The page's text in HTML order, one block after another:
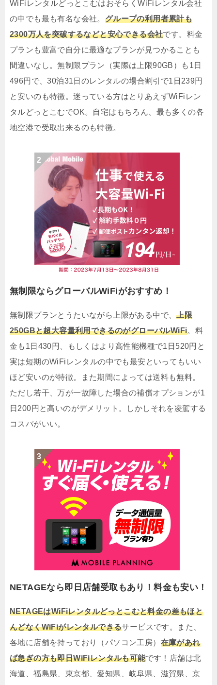
WiFiレンタルどっとこむはおそらくWiFiレンタル会社
の中でも最も有名な会社。 グループの利用者累計も
2300万人を突破するなどと安心できる会社です。料金
プランも豊富で自分に最適なプランが見つかることも
間違いなし。無制限プラン（実際は上限90GB）も1日
496円で、30泊31日のレンタルの場合割引で1日239円
と安いのも特徴。迷っている方はとりあえずWiFiレン
タルどっとこむでOK。自宅はもちろん、最も多くの各
地空港で受取出来るのも特徴。
無制限ならグローバルWiFiがおすすめ！
無制限プランとうたいながら上限がある中で、上限
250GBと超大容量利用できるのがグローバルWiFi。料
金も1日430円、もしくはより高性能機種で1日520円と
実は短期のWiFiレンタルの中でも最安といってもいい
ほど安いのが特徴。また期間によっては送料も無料。
ただし若干、万が一故障した場合の補償オプションが1
日200円と高いのがデメリット。しかしそれを凌駕する
コスパがいい。
NETAGEなら即日店舗受取もあり！料金も安い！
NETAGEはWiFiレンタルどっとこむと料金の差もほと
んどなくWiFiがレンタルできるサービスです。また、
各地に店舗を持っており（パソコン工房） 在庫があれ
ば急ぎの方も即日WiFiレンタルも可能です！店舗は北
海道、福島県、東京都、愛知県、岐阜県、滋賀県、京